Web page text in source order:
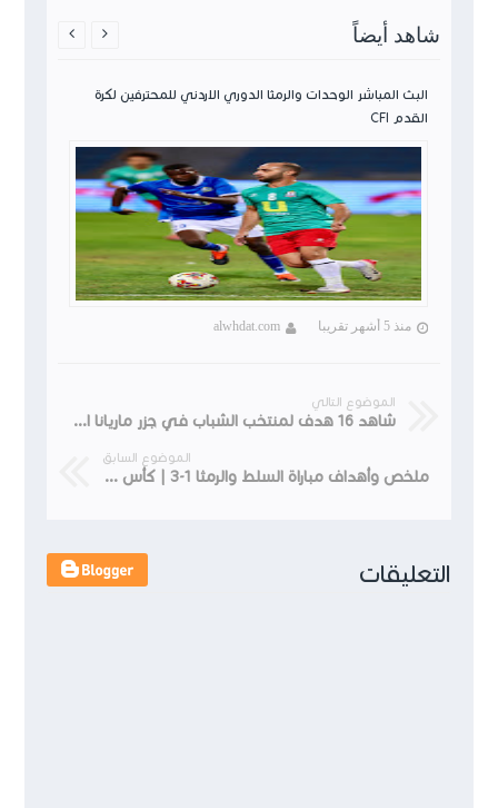
شاهد أيضاً
البث المباشر الوحدات والرمثا الدوري الاردني للمحترفين لكرة
القدم CFI
منذ 5 أشهر تقريبا alwhdat.com
 
الموضوع التالي
شاهد 16 هدف لمنتخب الشباب في جزر ماريانا الشمالية كأس آسيا للشباب
الموضوع السابق
ملخص وأهداف مباراة السلط والرمثا 1-3 | كأس الأردن 2022
التعليقات